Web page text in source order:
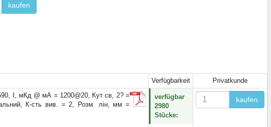
kaufen
Verfügbarkeit
Privatkunde
I, мКд @ мА = 1200@20, Кут св, 2? =
К-сть вив. = 2, Розм. лін, мм =
verfügbar
2980
Stücke:
kaufen